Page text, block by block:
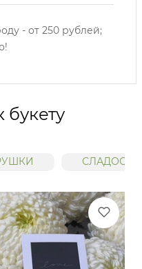
- от 250 рублей;
букету
СЛАДОСТИ